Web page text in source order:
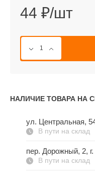
44 ₽/шт
НАЛИЧИЕ ТОВАРА НА
ул. Центральная,
В пути на склад
пер. Дорожный, 2,
В пути на склад